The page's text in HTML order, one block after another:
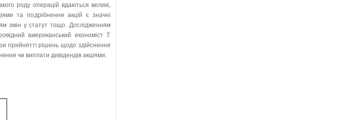
роду операцій вдаються великі,
та подрібнення акцій є значні
змін у статут тощо. Дослідженням
американський економіст Т.
прийнятті рішень щодо здійснення
чи виплати дивідендів акціями.